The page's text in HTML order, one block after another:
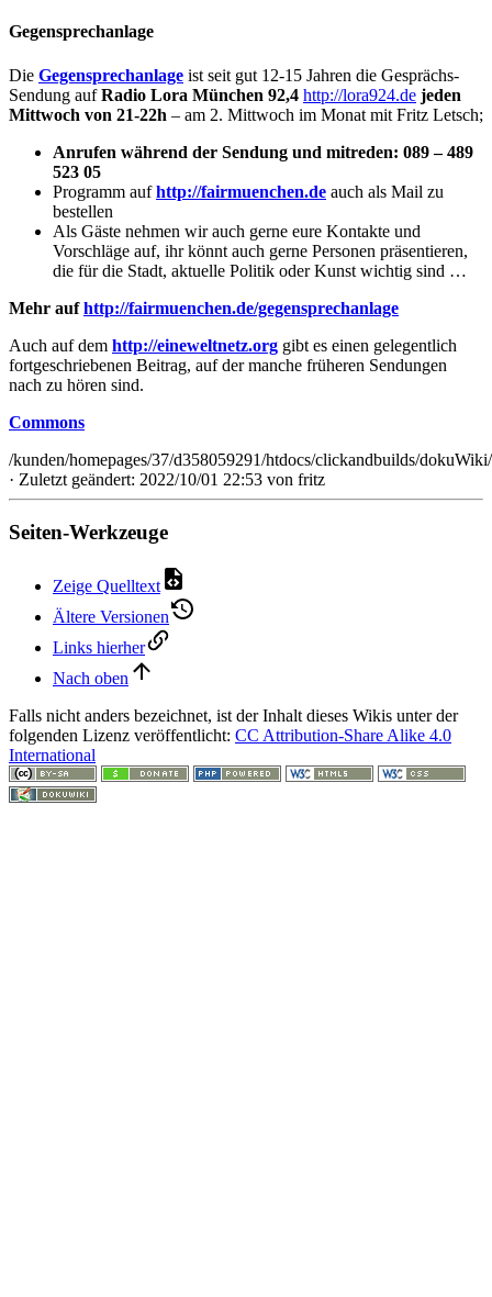
Gegensprechanlage
Die Gegensprechanlage ist seit gut 12-15 Jahren die Gesprächs-
Sendung aufRadio Lora München 92,4 http://lora924.de jeden
Mittwoch von 21-22h – am 2. Mittwoch im Monat mit Fritz Letsch;
Anrufen während der Sendung und mitreden: 089 – 489
523 05
Programm aufhttp://fairmuenchen.de auch als Mail zu
bestellen
Als Gäste nehmen wir auch gerne eure Kontakte und
Vorschläge auf, ihr könnt auch gerne Personen präsentieren,
die für die Stadt, aktuelle Politik oder Kunst wichtig sind …
Mehr aufhttp://fairmuenchen.de/gegensprechanlage
Auch auf dem http://eineweltnetz.org gibt es einen gelegentlich
fortgeschriebenen Beitrag, auf der manche früheren Sendungen
nach zu hören sind.
Commons
/kunden/homepages/37/d358059291/htdocs/clickandbuilds/
· Zuletzt geändert: 2022/10/01 22:53 von fritz
Seiten-Werkzeuge
Zeige Quelltext
Ältere Versionen
Links hierher
Nach oben
Falls nicht anders bezeichnet, ist der Inhalt dieses Wikis unter der
folgenden Lizenz veröffentlicht: CC Attribution-Share Alike 4.0
International